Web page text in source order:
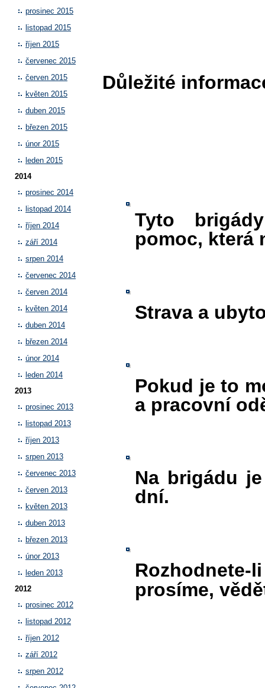
prosinec 2015
listopad 2015
říjen 2015
červenec 2015
červen 2015
květen 2015
duben 2015
březen 2015
únor 2015
leden 2015
2014
prosinec 2014
listopad 2014
říjen 2014
září 2014
srpen 2014
červenec 2014
červen 2014
květen 2014
duben 2014
březen 2014
únor 2014
leden 2014
2013
prosinec 2013
listopad 2013
říjen 2013
srpen 2013
červenec 2013
červen 2013
květen 2013
duben 2013
březen 2013
únor 2013
leden 2013
2012
prosinec 2012
listopad 2012
říjen 2012
září 2012
srpen 2012
Důležité
Tyto
pomoc, která
Strava a
Pokud je to
a pracovní
Na brigádu
dní.
Rozhodnete-
prosíme,